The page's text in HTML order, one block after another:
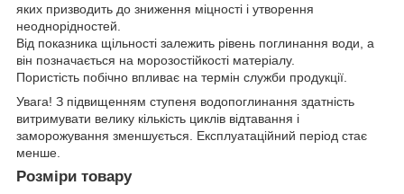
яких призводить до зниження міцності і утворення
неоднорідностей.
Від показника щільності залежить рівень поглинання води, а
він позначається на морозостійкості матеріалу.
Пористість побічно впливає на термін служби продукції.
Увага! З підвищенням ступеня водопоглинання здатність
витримувати велику кількість циклів відтавання і
заморожування зменшується. Експлуатаційний період стає
менше.
Розміри товару